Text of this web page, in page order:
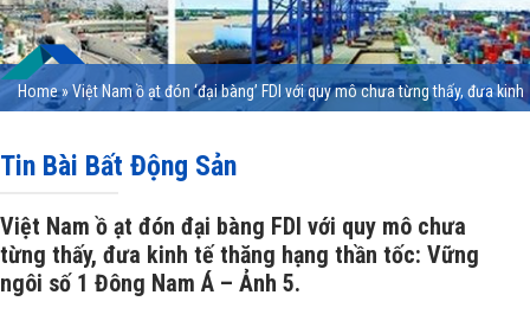
Home»Việt Nam ồ ạt đón ‘đại bàng’ FDI với quy mô chưa từng thấy, đưa kinh
ngôi số 1 Đông Nam Á – Ảnh 5.
Tin Bài Bất Động Sản
Việt Nam ồ ạt đón đại bàng FDI với quy mô chưa
từng thấy, đưa kinh tế thăng hạng thần tốc: Vững
ngôi số 1 Đông Nam Á – Ảnh 5.